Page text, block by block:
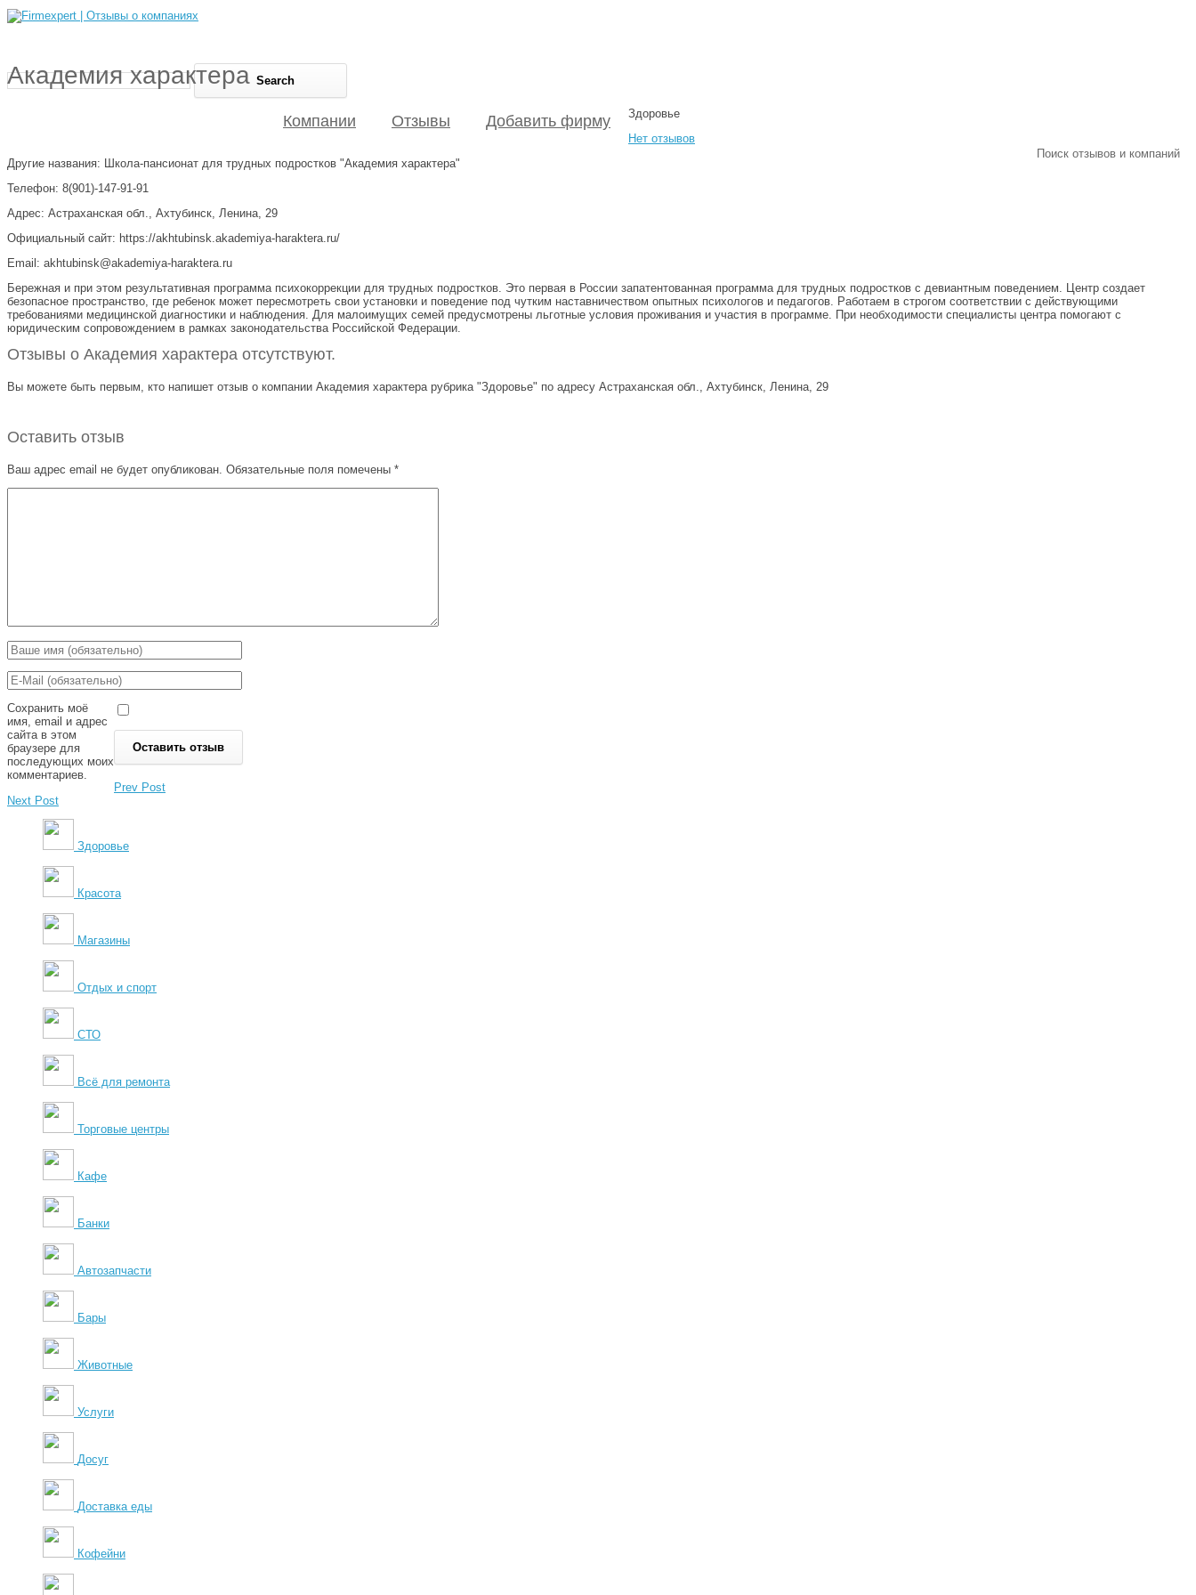
Поиск отзывов и компаний
Компании Отзывы Добавить фирму
Академия характера
Здоровье
Нет отзывов
Другие названия: Школа-пансионат для трудных подростков "Академия характера"
Телефон: 8(901)-147-91-91
Адрес: Астраханская обл., Ахтубинск, Ленина, 29
Официальный сайт: https://akhtubinsk.akademiya-haraktera.ru/
Email: akhtubinsk@akademiya-haraktera.ru
Бережная и при этом результативная программа психокоррекции для трудных подростков. Это первая в России запатентованная программа для трудных подростков с девиантным поведением. Центр создает
безопасное пространство, где ребенок может пересмотреть свои установки и поведение под чутким наставничеством опытных психологов и педагогов. Работаем в строгом соответствии с действующими
требованиями медицинской диагностики и наблюдения. Для малоимущих семей предусмотрены льготные условия проживания и участия в программе. При необходимости специалисты центра помогают с
юридическим сопровождением в рамках законодательства Российской Федерации.
Отзывы о Академия характера отсутствуют.
Вы можете быть первым, кто напишет отзыв о компании Академия характера рубрика "Здоровье" по адресу Астраханская обл., Ахтубинск, Ленина, 29
Оставить отзыв
Ваш адрес email не будет опубликован. Обязательные поля помечены *
Сохранить моё
имя, email и адрес
сайта в этом
браузере для
последующих моих
комментариев.
Prev Post
Next Post
Здоровье
Красота
Магазины
Отдых и спорт
СТО
Всё для ремонта
Торговые центры
Кафе
Банки
Автозапчасти
Бары
Животные
Услуги
Досуг
Доставка еды
Кофейни